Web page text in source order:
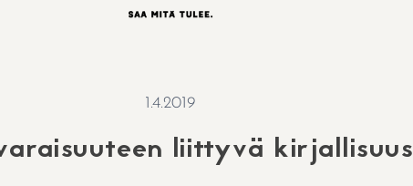
1.4.2019
liittyvä kirjallisuus